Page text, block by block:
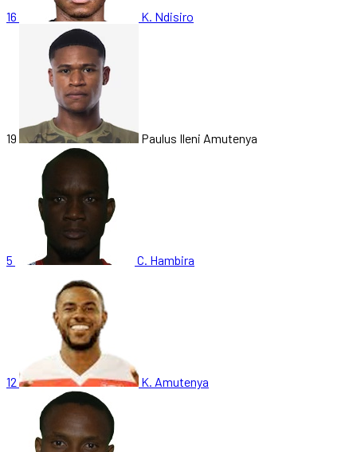
16 K. Ndisiro
19 Paulus Ileni Amutenya
5 C. Hambira
12 K. Amutenya